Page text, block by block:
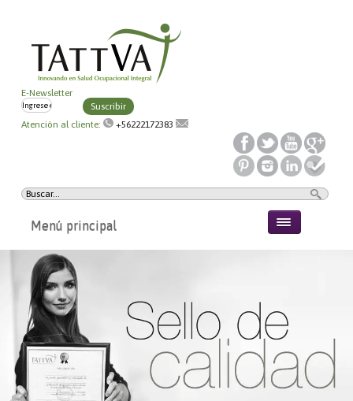
E-Newsletter
Suscribir
Atención al cliente:
+56222172383
Menú principal